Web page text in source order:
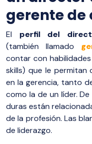
gerente de
El perfil del
(también llamado
contar con
skills) que le permitan
en la gerencia, tanto
como la de un líder.
duras están
de la profesión. Las
de liderazgo.